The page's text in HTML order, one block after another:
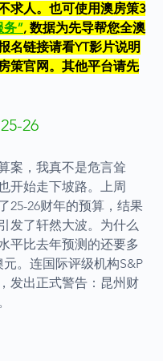
求人。也可使用澳房策3
务”, 数据为先导帮您全澳
名链接请看YT影片说明
策官网。其他平台请先
26
案，我真不是危言耸
开始走下坡路。上周
25-26财年的预算，结果
发了轩然大波。为什么
平比去年预测的还要多
元。连国际评级机构S&P
发出正式警告：昆州财